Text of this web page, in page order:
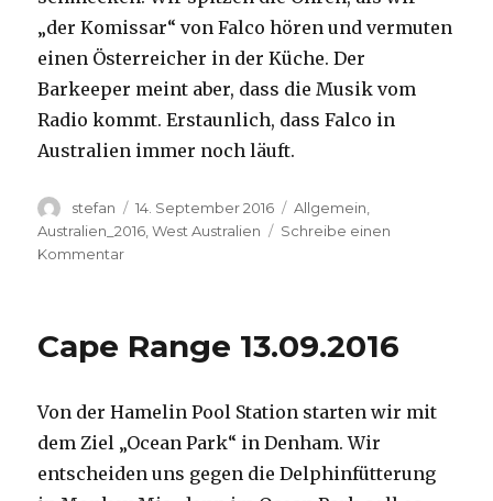
„der Komissar“ von Falco hören und vermuten
einen Österreicher in der Küche. Der
Barkeeper meint aber, dass die Musik vom
Radio kommt. Erstaunlich, dass Falco in
Australien immer noch läuft.
Autor
stefan
Veröffentlicht
am
14. September 2016 Kategorien
Allgemein
Australien_2016 ,West Australien
Schreibe einen
Kommentarzu
Cape Range 13.09.2016
Von der Hamelin Pool Station starten wir mit
dem Ziel „Ocean Park“ in Denham. Wir
entscheiden uns gegen die Delphinfütterung